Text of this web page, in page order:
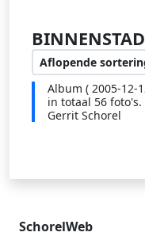
Album ( 2005-12-
in totaal 56
Gerrit Schorel
SchorelWeb